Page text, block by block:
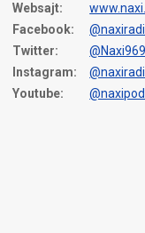
Websajt:
Facebook:
Twitter:
@Naxi969
Instagram:
Youtube: